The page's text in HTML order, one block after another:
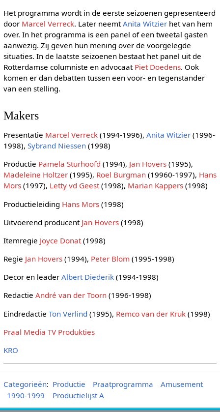
Het programma wordt in de eerste seizoenen gepresenteerd
door Marcel Verreck. Later neemtAnita Witzierhet van hem
over. In het programma is een panel of een tweetal gasten
aanwezig. Zij geven hun mening over de voorgelegde
situaties. In de laatste seizoenen bestaat het panel uit de
Rotterdamse columniste en advocaat Piet Doedens. Ook
komen er dan debatten tussen een voor- en tegenstander
van een stelling.
Makers
Presentatie Marcel Verreck(1994-1996), Anita Witzier(1996-
1998), Sybrand Niessen(1998)
Productie Pamela Sturhoofd (1994), Jan Hovers(1995),
Madeleine Holtzer(1995), Roel Burgman(19960-1997), Hans
Mors(1997), Letty vd Geest(1998), Marian Kappers(1998)
Productieleiding Hans Mors(1998)
Uitvoerend producent Jan Hovers(1998)
Itemregie Joyce Donat(1998)
Regie Jan Hovers(1994), Peter Blom (1995-1998)
Decor en leader Albert Diederik(1994-1998)
Redactie André van der Toorn(1996-1998)
Eindredactie Ton Verlind (1995), Remco van der Kruk(1998)
Praal Media TV Produkties
KRO
Categorieën: Productie Praatprogramma
Amusement
1990-1999
Productielijst A